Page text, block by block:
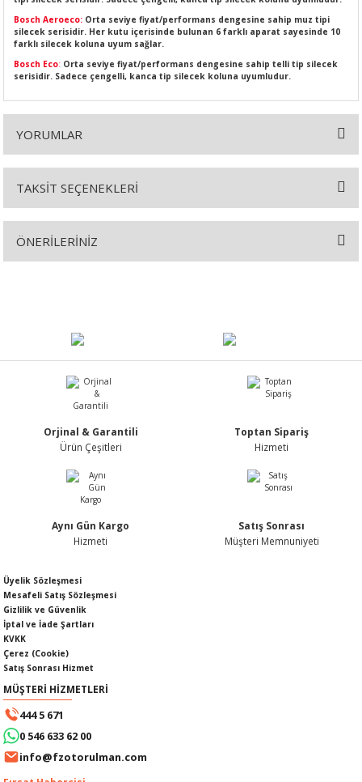
KAPAĞI
Bosch Aeroeco: Orta seviye fiyat/performans dengesine sahip muz tipi
silecek serisidir. Her kutu içerisinde bulunan 6 farklı aparat sayesinde 10
farklı silecek koluna uyum sağlar.
Bosch Eco: Orta seviye fiyat/performans dengesine sahip telli tip silecek
serisidir. Sadece çengelli, kanca tip silecek koluna uyumludur.
YORUMLAR
TAKSİT SEÇENEKLERİ
ÖNERİLERİNİZ
Ürün açıklamasında eksik bilgiler bulunuyor.
Ürün bilgilerinde hatalar bulunuyor.
Ürün fiyatı diğer sitelerden daha pahalı.
Bu ürüne benzer farklı alternatifler olmalı.
Orjinal & Garantili
Ürün Çeşitleri
Toptan Sipariş
Hizmeti
Aynı Gün Kargo
Hizmeti
Satış Sonrası
Müşteri Memnuniyeti
Üyelik Sözleşmesi
Mesafeli Satış Sözleşmesi
Gizlilik ve Güvenlik
İptal ve İade Şartları
KVKK
Çerez (Cookie)
Satış Sonrası Hizmet
MÜŞTERİ HİZMETLERİ
444 5 671
0 546 633 62 00
info@fzotorulman.com